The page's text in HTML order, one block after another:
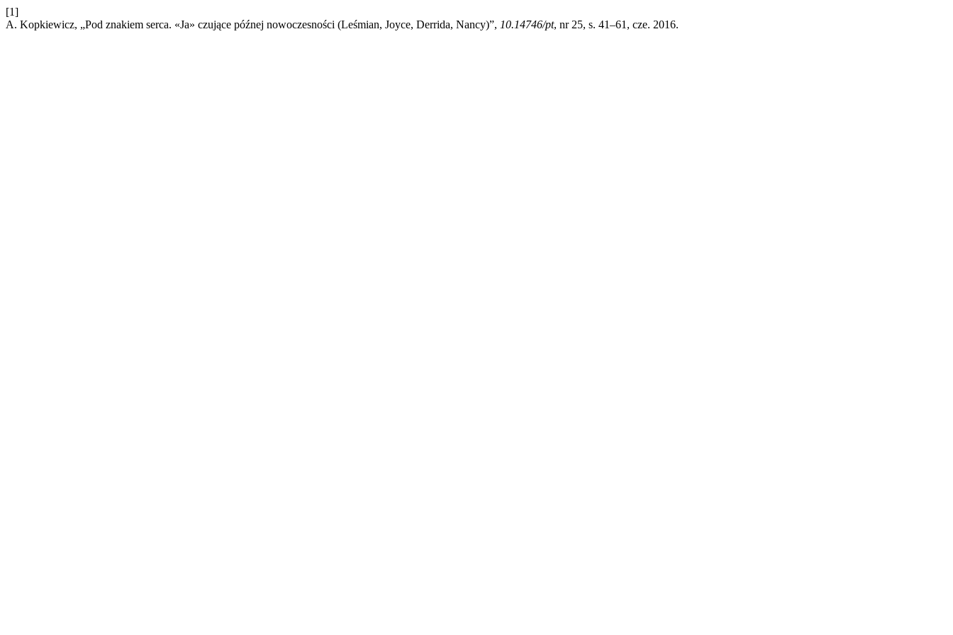
[1]
A. Kopkiewicz, „Pod znakiem serca. «Ja» czujące późnej nowoczesności (Leśmian, Joyce, Derrida, Nancy)”, 10.14746/pt, nr 25, s. 41–61, cze. 2016.